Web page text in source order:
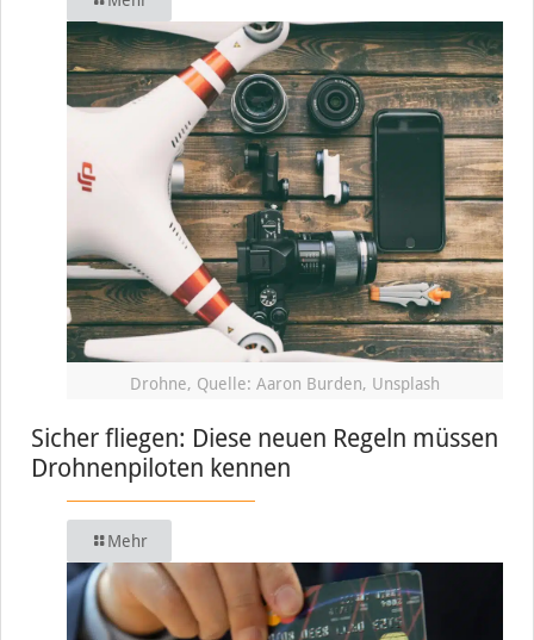
Drohne, Quelle: Aaron Burden, Unsplash
Sicher fliegen: Diese neuen Regeln müssen
Drohnenpiloten kennen
Mehr